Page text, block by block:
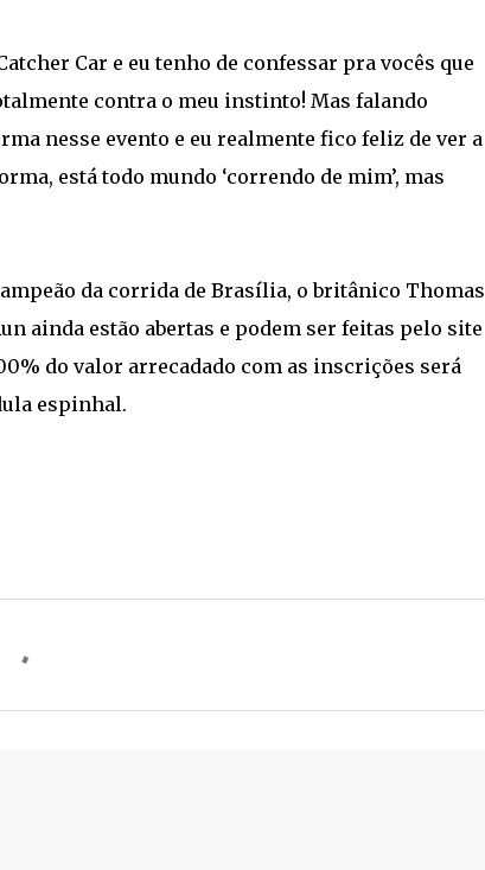
Car e eu tenho de confessar pra vocês que
contra o meu instinto! Mas falando
nesse evento e eu realmente fico feliz de ver a
está todo mundo ‘correndo de mim’, mas
da corrida de Brasília, o britânico Thomas
ainda estão abertas e podem ser feitas pelo site
do valor arrecadado com as inscrições será
espinhal.